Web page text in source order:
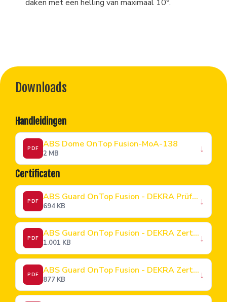
daken met een helling van maximaal 10°.
Downloads
Handleidingen
PDF ABS Dome OnTop Fusion-MoA-138
2 MB ↓
Certificaten
PDF ABS Guard OnTop Fusion - DEKRA Prüfbericht Bericht
694 KB ↓
PDF ABS Guard OnTop Fusion - DEKRA Zertifikat_FR
1.001 KB ↓
PDF ABS Guard OnTop Fusion - DEKRA Zertifikat_EN
877 KB ↓